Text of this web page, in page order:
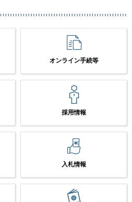
オンライン手続等
採用情報
入札情報